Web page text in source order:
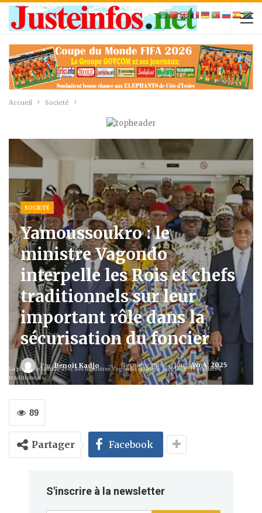
Accueil Societé
SOCIETÉ
Yamoussoukro : le
ministre Vagondo
interpelle les Rois et chefs
traditionnels sur leur
important rôle dans la
sécurisation du foncier
ParBenoit Kadjo Dernière mise à jourAvr 4, 2025
La photo de famille avec des ministres Vagondo et Bruno avec les Rois et chefs
traditionnels.
89
Partager Facebook
S'inscrire à la newsletter